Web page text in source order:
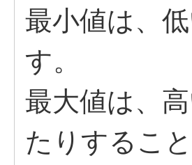
最小値は、
す。
最大値は、
たりするこ